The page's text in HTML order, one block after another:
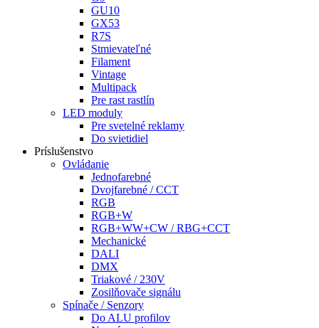
GU10
GX53
R7S
Stmievateľné
Filament
Vintage
Multipack
Pre rast rastlín
LED moduly
Pre svetelné reklamy
Do svietidiel
Príslušenstvo
Ovládanie
Jednofarebné
Dvojfarebné / CCT
RGB
RGB+W
RGB+WW+CW / RBG+CCT
Mechanické
DALI
DMX
Triakové / 230V
Zosilňovače signálu
Spínače / Senzory
Do ALU profilov